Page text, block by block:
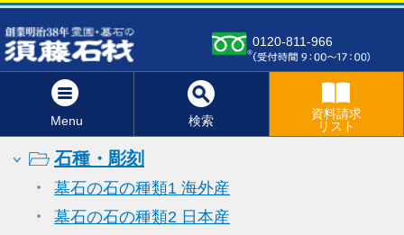
0120-811-966
Menu 検索
資料請求
リスト
石種・彫刻
墓石の石の種類1 海外産
墓石の石の種類2 日本産